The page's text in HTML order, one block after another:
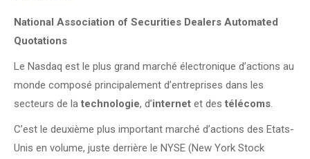
National Association of Securities Dealers Automated
Quotations
Le Nasdaq est le plus grand marché électronique d’actions au
monde composé principalement d’entreprises dans les
secteurs de la technologie, d’internet et des télécoms.
C’est le deuxième plus important marché d’actions des Etats-
Unis en volume, juste derrière le NYSE (New York Stock